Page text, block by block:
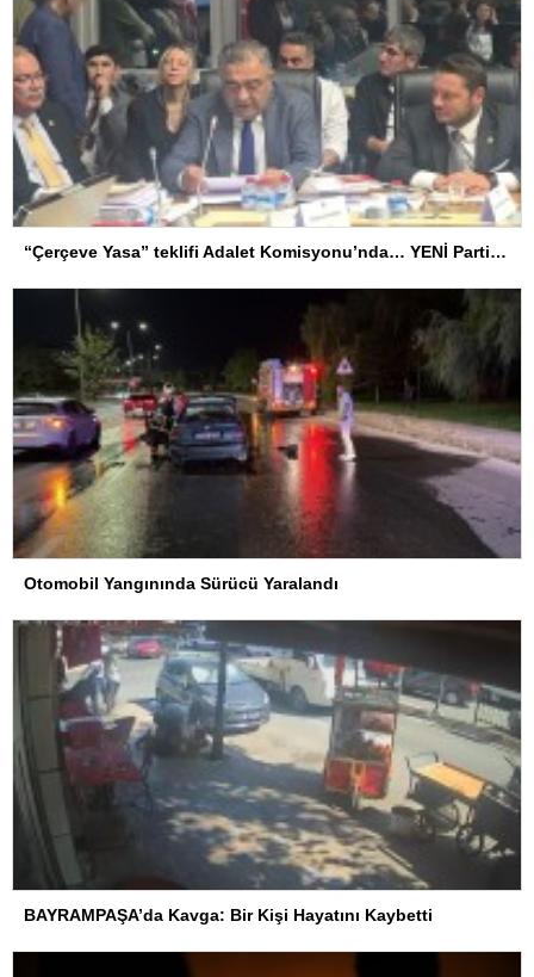
“Çerçeve Yasa” teklifi Adalet Komisyonu’nda… YENİ Partili Tanrıkulu: Bir insana ‘Silahını bırak, ülkene dön, siyasal ve toplumsal hayata katıl’ diyorsanız, o insan kapıdan içeri girdiğinde başına ne geleceğini bilmelidir
Otomobil Yangınında Sürücü Yaralandı
BAYRAMPAŞA’da Kavga: Bir Kişi Hayatını Kaybetti